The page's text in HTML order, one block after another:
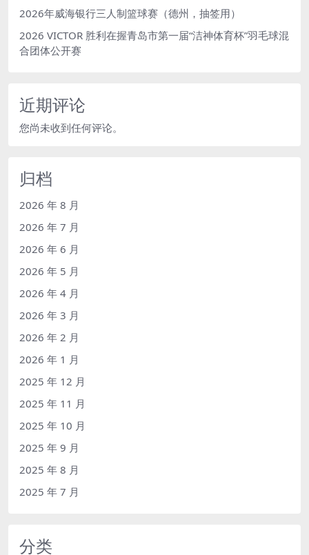
2026年威海银行三人制篮球赛（德州，抽签用）
2026 VICTOR 胜利在握青岛市第一届“洁神体育杯”羽毛球混
合团体公开赛
近期评论
您尚未收到任何评论。
归档
2026 年 8 月
2026 年 7 月
2026 年 6 月
2026 年 5 月
2026 年 4 月
2026 年 3 月
2026 年 2 月
2026 年 1 月
2025 年 12 月
2025 年 11 月
2025 年 10 月
2025 年 9 月
2025 年 8 月
2025 年 7 月
分类